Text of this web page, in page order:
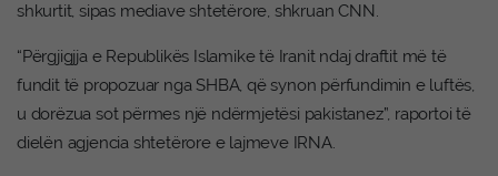
shkurtit, sipas mediave shtetërore, shkruan CNN.
“Përgjigjja e Republikës Islamike të Iranit ndaj draftit më të
fundit të propozuar nga SHBA, që synon përfundimin e luftës,
u dorëzua sot përmes një ndërmjetësi pakistanez”, raportoi të
dielën agjencia shtetërore e lajmeve IRNA.